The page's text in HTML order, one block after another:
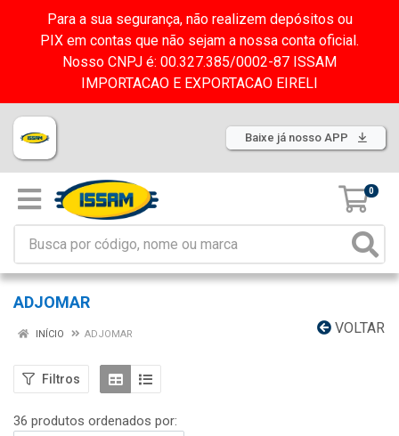
Para a sua segurança, não realizem depósitos ou
PIX em contas que não sejam a nossa conta oficial.
Nosso CNPJ é: 00.327.385/0002-87 ISSAM
IMPORTACAO E EXPORTACAO EIRELI
Baixe já nosso APP
0
ADJOMAR
VOLTAR
INÍCIO ADJOMAR
Filtros
36 produtos ordenados por: